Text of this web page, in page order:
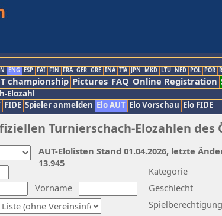
ENG ESP FAI FIN FRA GER GRE INA ITA JPN MKD LTU NED POL POR
championship Pictures FAQ Online Registration
Elozahl
FIDE Spieler anmelden Elo AUT Elo Vorschau Elo FIDE
Turnierschach-Elozahlen des
Vorname
Kategorie
Geschlecht
Spielberechtigung
AUT-Elolisten Stand 01.04.2026, letzte
13.945